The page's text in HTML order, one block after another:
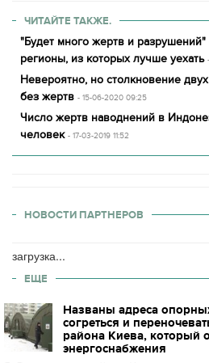
ЧИТАЙТЕ ТАКЖЕ.
"Будет много жертв и разрушений"
регионы, из которых лучше уехать
Невероятно, но столкновение
без жертв - 15-06-2020 09:25
Число жертв наводнений в
человек - 17-03-2019 11:52
НОВОСТИ ПАРТНЕРОВ
загрузка...
ЕЩЕ
Названы адреса
согреться и
района Киева, который
энергоснабжения